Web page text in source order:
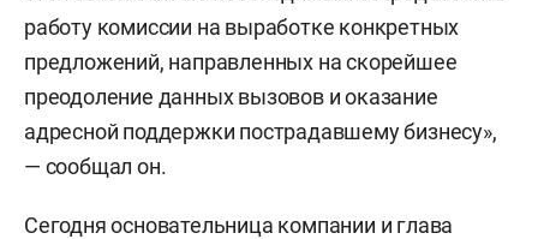
работу комиссии на выработке конкретных
предложений, направленных на скорейшее
преодоление данных вызовов и оказание
адресной поддержки пострадавшему бизнесу»,
— сообщал он.
Сегодня основательница компании и глава